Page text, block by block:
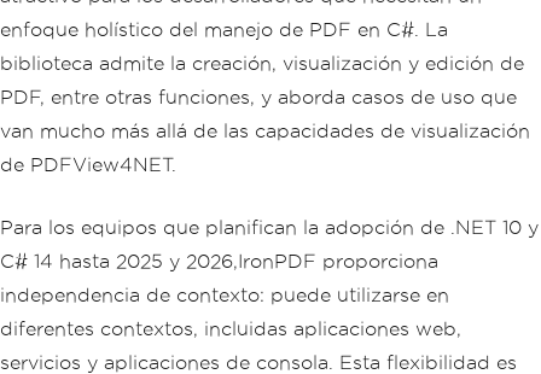
enfoque holístico del manejo de PDF en C#. La
biblioteca admite la creación, visualización y edición de
PDF, entre otras funciones, y aborda casos de uso que
van mucho más allá de las capacidades de visualización
de PDFView4NET.
Para los equipos que planifican la adopción de .NET 10 y
C# 14 hasta 2025 y 2026,IronPDF proporciona
independencia de contexto: puede utilizarse en
diferentes contextos, incluidas aplicaciones web,
servicios y aplicaciones de consola. Esta flexibilidad es